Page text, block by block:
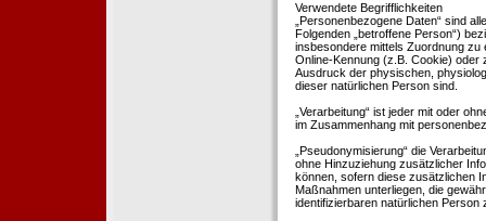
Verwendete Begrifflichkeiten
„Personenbezogene Daten“ sind
Folgenden „betroffene Person“)
insbesondere mittels Zuordnung zu
Online-Kennung (z.B. Cookie) oder
Ausdruck der physischen,
dieser natürlichen Person sind.
„Verarbeitung“ ist jeder mit oder
im Zusammenhang mit
„Pseudonymisierung“ die
ohne Hinzuziehung zusätzlicher
können, sofern diese zusätzlichen
Maßnahmen unterliegen, die
identifizierbaren natürlichen Person